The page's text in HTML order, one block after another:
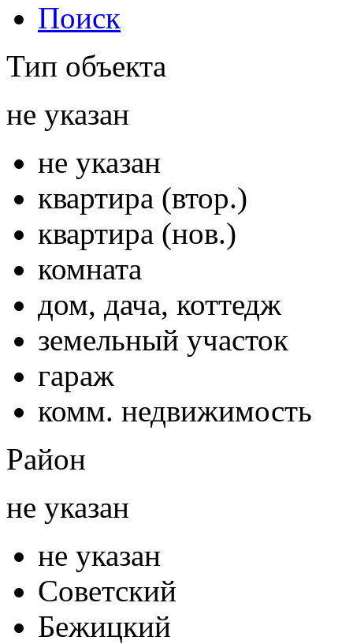
Поиск
Тип объекта
не указан
не указан
квартира (втор.)
квартира (нов.)
комната
дом, дача, коттедж
земельный участок
гараж
комм. недвижимость
Район
не указан
не указан
Советский
Бежицкий